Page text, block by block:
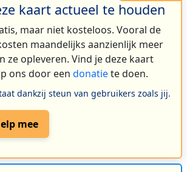
kaart actueel te houden
maar niet kosteloos. Vooral de
maandelijks aanzienlijk meer
ze opleveren. Vind je deze kaart
ons door een donatiete doen.
dankzij steun van gebruikers zoals jij.
mee